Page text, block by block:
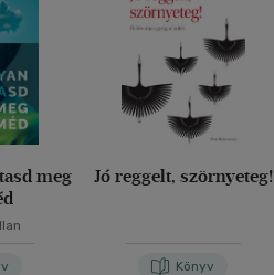
meg
Jó reggelt, szörnyeteg!
Könyv